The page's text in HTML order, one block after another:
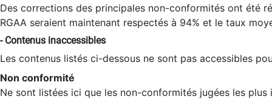
Des corrections des principales non-conformités ont été
RGAA seraient maintenant respectés à 94% et le taux
- Contenus inaccessibles
Les contenus listés ci-dessous ne sont pas accessibles
Non conformité
Ne sont listées ici que les non-conformités jugées les